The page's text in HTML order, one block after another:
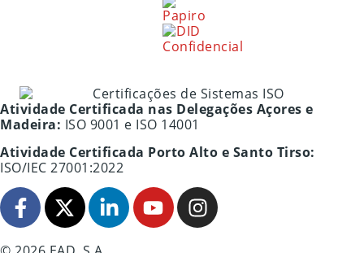
Atividade Certificada nas Delegações Açores e
Madeira: ISO 9001 e ISO 14001
Atividade Certificada Porto Alto e Santo Tirso:
ISO/IEC 27001:2022